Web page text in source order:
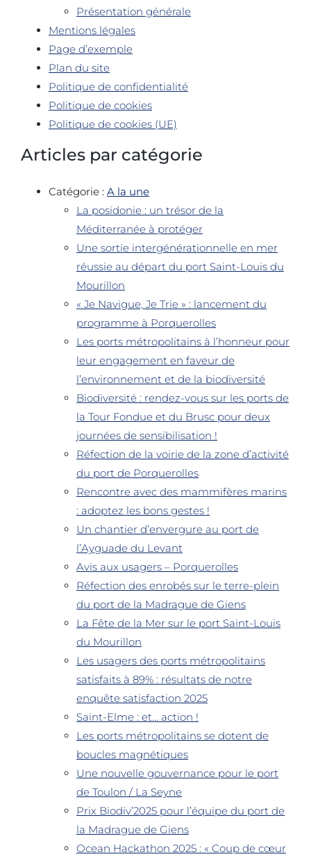
Présentation générale
Mentions légales
Page d’exemple
Plan du site
Politique de confidentialité
Politique de cookies
Politique de cookies (UE)
Articles par catégorie
Catégorie : A la une
La posidonie : un trésor de la
Méditerranée à protéger
Une sortie intergénérationnelle en mer
réussie au départ du port Saint-Louis du
Mourillon
« Je Navigue, Je Trie » : lancement du
programme à Porquerolles
Les ports métropolitains à l’honneur pour
leur engagement en faveur de
l’environnement et de la biodiversité
Biodiversité : rendez-vous sur les ports de
la Tour Fondue et du Brusc pour deux
journées de sensibilisation !
Réfection de la voirie de la zone d’activité
du port de Porquerolles
Rencontre avec des mammifères marins
: adoptez les bons gestes !
Un chantier d’envergure au port de
l’Ayguade du Levant
Avis aux usagers – Porquerolles
Réfection des enrobés sur le terre-plein
du port de la Madrague de Giens
La Fête de la Mer sur le port Saint-Louis
du Mourillon
Les usagers des ports métropolitains
satisfaits à 89% : résultats de notre
enquête satisfaction 2025
Saint-Elme : et… action !
Les ports métropolitains se dotent de
boucles magnétiques
Une nouvelle gouvernance pour le port
de Toulon / La Seyne
Prix Biodiv’2025 pour l’équipe du port de
la Madrague de Giens
Ocean Hackathon 2025 : « Coup de cœur